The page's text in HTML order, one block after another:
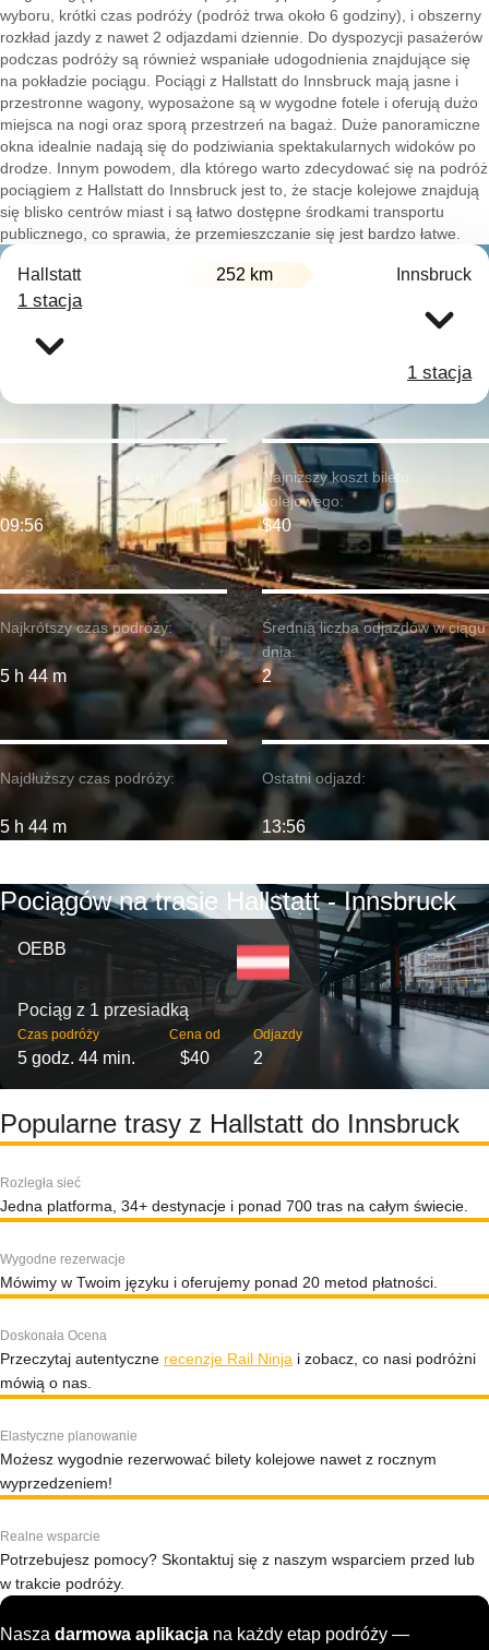
wyboru, krótki czas podróży (podróż trwa około 6 godziny), i obszerny
rozkład jazdy z nawet 2 odjazdami dziennie. Do dyspozycji pasażerów
podczas podróży są również wspaniałe udogodnienia znajdujące się
na pokładzie pociągu. Pociągi z Hallstatt do Innsbruck mają jasne i
przestronne wagony, wyposażone są w wygodne fotele i oferują dużo
miejsca na nogi oraz sporą przestrzeń na bagaż. Duże panoramiczne
okna idealnie nadają się do podziwiania spektakularnych widoków po
drodze. Innym powodem, dla którego warto zdecydować się na podróż
pociągiem z Hallstatt do Innsbruck jest to, że stacje kolejowe znajdują
się blisko centrów miast i są łatwo dostępne środkami transportu
publicznego, co sprawia, że przemieszczanie się jest bardzo łatwe.
Hallstatt 252 km Innsbruck
1 stacja
1 stacja
Najkrótszy czas podróży:
5 h 44 m
Najwcześniejszy wyjazd:
09:56
Najdłuższy czas podróży:
5 h 44 m
Najniższy koszt biletu
kolejowego:
$40
Średnia liczba odjazdów w ciągu
dnia:
2
Ostatni odjazd:
13:56
Pociągów na trasie Hallstatt - Innsbruck
OEBB
Pociąg z 1 przesiadką
Czas podróży
5 godz. 44 min.
Cena od
$40
Odjazdy
2
Popularne trasy z Hallstatt do Innsbruck
Rozległa sieć
Jedna platforma, 34+ destynacje i ponad 700 tras na całym świecie.
Wygodne rezerwacje
Mówimy w Twoim języku i oferujemy ponad 20 metod płatności.
Doskonała Ocena
Przeczytaj autentyczne recenzje Rail Ninja i zobacz, co nasi podróżni
mówią o nas.
Elastyczne planowanie
Możesz wygodnie rezerwować bilety kolejowe nawet z rocznym
wyprzedzeniem!
Realne wsparcie
Potrzebujesz pomocy? Skontaktuj się z naszym wsparciem przed lub
w trakcie podróży.
Nasza darmowa aplikacja na każdy etap podróży —